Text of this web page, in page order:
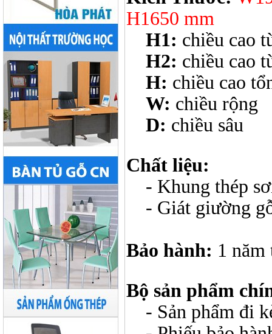
H1650 mm
H1: chiều cao
H2: chiều cao
H: chiều cao
W: chiều rộng
D: chiều sâu
Chất liệu:
- Khung thép
- Giát giường
Bảo hành: 1 năm
Bộ sản phẩm
- Sản phẩm đi